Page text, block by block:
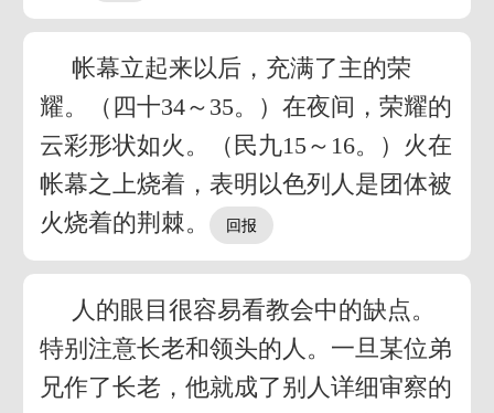
帐幕立起来以后，充满了主的荣
耀。（四十34～35。）在夜间，荣耀的
云彩形状如火。（民九15～16。）火在
帐幕之上烧着，表明以色列人是团体被
火烧着的荆棘。
人的眼目很容易看教会中的缺点。
特别注意长老和领头的人。一旦某位弟
兄作了长老，他就成了别人详细审察的